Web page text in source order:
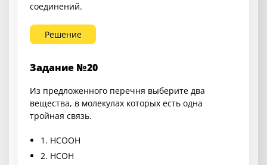
соединений.
Решение
Задание №20
Из предложенного перечня выберите два
вещества, в молекулах которых есть одна
тройная связь.
1. HCOOH
2. HCOH